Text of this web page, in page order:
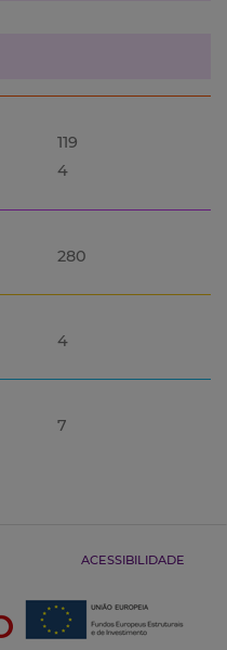
119
4
280
4
7
ACESSIBILIDADE